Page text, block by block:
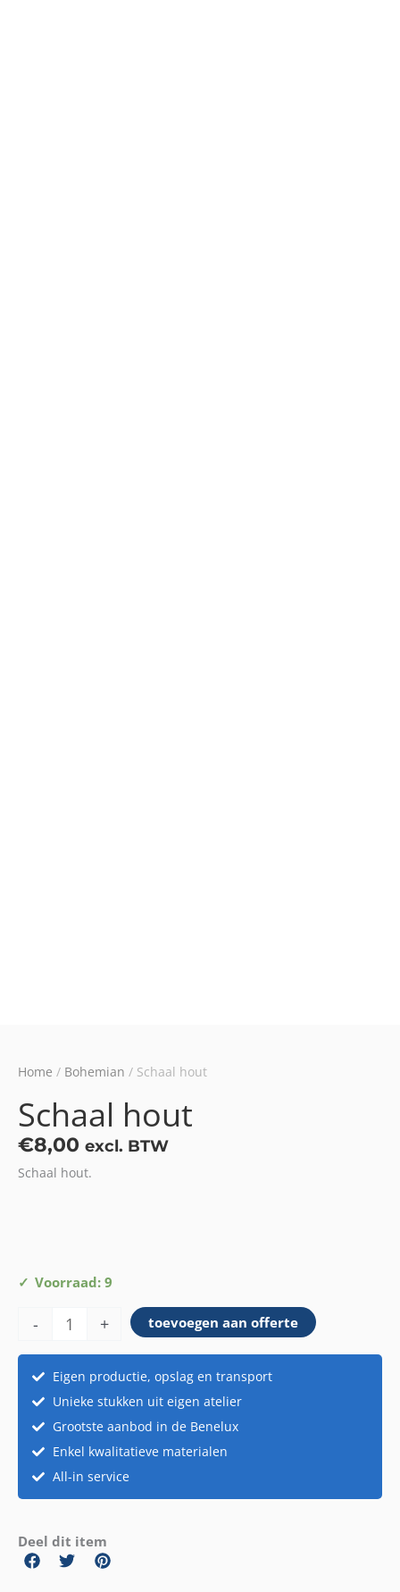
Home / Bohemian / Schaal hout
Schaal hout
€8,00 excl. BTW
Schaal hout.
Voorraad: 9
-
Schaal
aantal
+ toevoegen aan offerte
Eigen productie, opslag en transport
Unieke stukken uit eigen atelier
Grootste aanbod in de Benelux
Enkel kwalitatieve materialen
All-in service
Deel dit item